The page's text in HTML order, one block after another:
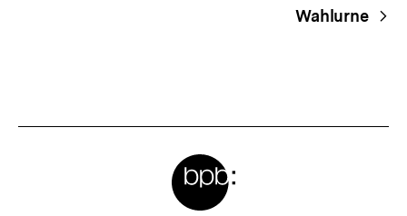
Wahlurne